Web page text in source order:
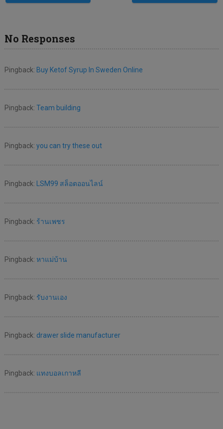
No Responses
Pingback: Buy Ketof Syrup In Sweden Online
Pingback: Team building
Pingback: you can try these out
Pingback: LSM99 สล็อตออนไลน์
Pingback: ร้านเพชร
Pingback: หาแม่บ้าน
Pingback: รับงานเอง
Pingback: drawer slide manufacturer
Pingback: แทงบอลเกาหลี